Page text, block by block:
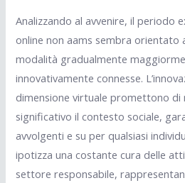
Analizzando al avvenire, il periodo
online non aams sembra orientato
modalità gradualmente
innovativamente connesse.
dimensione virtuale promettono di
significativo il contesto sociale,
avvolgenti e su per qualsiasi
ipotizza una costante cura delle
settore responsabile,